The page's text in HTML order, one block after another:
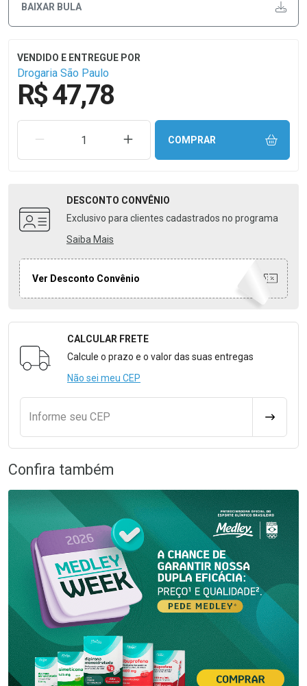
BAIXAR BULA
Drogaria São Paulo
R$ 47,78
REMOVER UMA UNIDADEAUMENTAR UMA UNIDADE
COMPRAR
DESCONTO CONVÊNIO
Exclusivo para clientes cadastrados no programa
Saiba Mais
Ver Desconto Convênio
Formulário para Calcular o Frete
CALCULAR FRETE
Calcule o prazo e o valor das suas entregas
Não sei meu CEP
Informe seu CEP
Confira também